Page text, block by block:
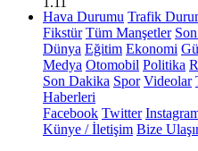
Hava Durumu Trafik
Fikstür Tüm Manşetler
Dünya Eğitim Ekonomi
Medya Otomobil Politika
Son Dakika Spor Videolar
Haberleri
Facebook Twitter
Künye / İletişim Bize